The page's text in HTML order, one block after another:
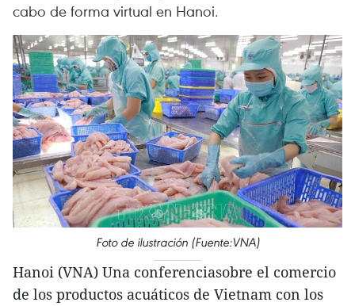
cabo de forma virtual en Hanoi.
Foto de ilustración (Fuente:VNA)
Hanoi (VNA) Una conferenciasobre el comercio
de los productos acuáticos de Vietnam con los